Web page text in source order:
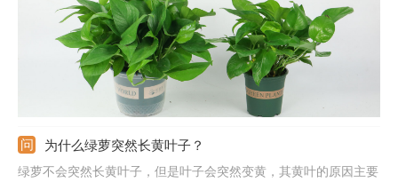
为什么绿萝突然长黄叶子？
绿萝不会突然长黄叶子，但是叶子会突然变黄，其黄叶的原因主要